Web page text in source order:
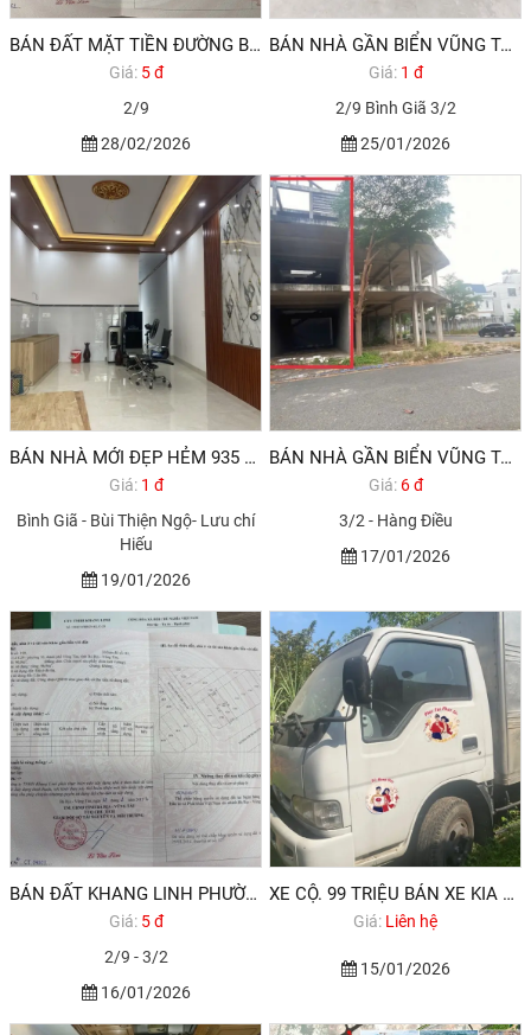
BÁN ĐẤT MẶT TIỀN ĐƯỜNG BỜ KÊNH KHU KHANG LINH PHƯỜNG 10 VŨNG TÀU
Giá: 5 đ
2/9
28/02/2026
BÁN NHÀ GẦN BIỂN VŨNG TÀU PHƯỜNG 10 GẦN KHU KHANG LINH. HƯỚNG BẮC
Giá: 1 đ
2/9 Bình Giã 3/2
25/01/2026
BÁN NHÀ MỚI ĐẸP HẺM 935 BÌNH GIÃ PHƯỜNG 10 VŨNG TÀU 1,890 TỶ
Giá: 1 đ
Bình Giã - Bùi Thiện Ngộ- Lưu chí
Hiếu
19/01/2026
BÁN NHÀ GẦN BIỂN VŨNG TÀU HODECO PHƯỜNG 11
Giá: 6 đ
3/2 - Hàng Điều
17/01/2026
BÁN ĐẤT KHANG LINH PHƯỜNG VT ĐÃ CÓ SỔ ĐỎ
Giá: 5 đ
2/9 - 3/2
16/01/2026
XE CỘ. 99 TRIỆU BÁN XE KIA TẢI 1,1 TẤN
Giá: Liên hệ
15/01/2026